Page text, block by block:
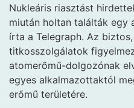
Nukleáris riasztást
miután holtan találták egy
írta a Telegraph. Az
titkosszolgálatok
atomerőmű-dolgozónak
egyes alkalmazottaktól
erőmű területére.